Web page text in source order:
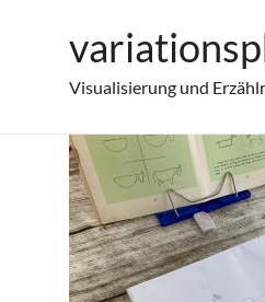
Visualisierung und
2020-09-